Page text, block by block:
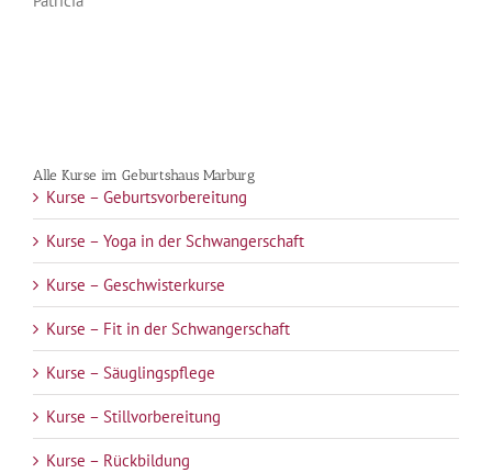
Alle Kurse im Geburtshaus Marburg
Kurse – Geburtsvorbereitung
Kurse – Yoga in der Schwangerschaft
Kurse – Geschwisterkurse
Kurse – Fit in der Schwangerschaft
Kurse – Säuglingspflege
Kurse – Stillvorbereitung
Kurse – Rückbildung